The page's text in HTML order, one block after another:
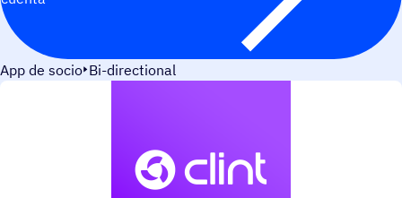
App de socio Bi-directional